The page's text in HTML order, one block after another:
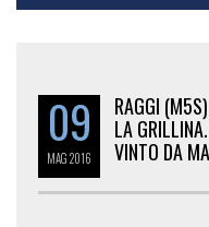
09
MAG2016
RAGGI
LA
VINTO DA